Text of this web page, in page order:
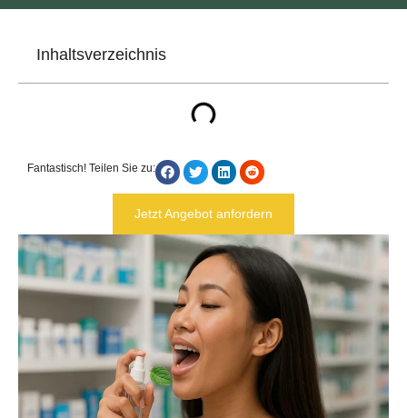
Inhaltsverzeichnis
Fantastisch! Teilen Sie zu:
Jetzt Angebot anfordern